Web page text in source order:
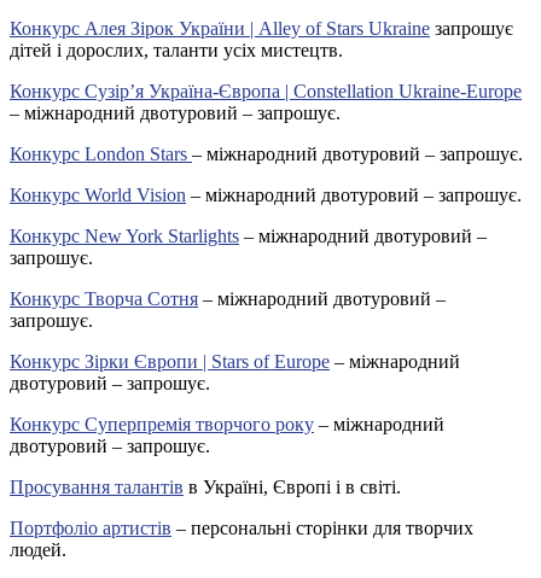
Конкурс Алея Зірок України | Alley of Stars Ukraine запрошує
дітей і дорослих, таланти усіх мистецтв.
Конкурс Сузір’я Україна-Європа | Constellation Ukraine-Europe
– міжнародний двотуровий – запрошує.
Конкурс London Stars – міжнародний двотуровий – запрошує.
Конкурс World Vision – міжнародний двотуровий – запрошує.
Конкурс New York Starlights – міжнародний двотуровий –
запрошує.
Конкурс Творча Сотня – міжнародний двотуровий –
запрошує.
Конкурс Зірки Європи | Stars of Europe – міжнародний
двотуровий – запрошує.
Конкурс Суперпремія творчого року – міжнародний
двотуровий – запрошує.
Просування талантів в Україні, Європі і в світі.
Портфоліо артистів – персональні сторінки для творчих
людей.